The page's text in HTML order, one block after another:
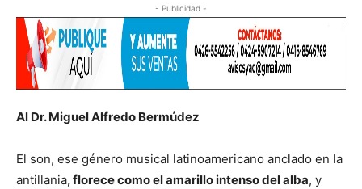
- Publicidad -
Al Dr. Miguel Alfredo Bermúdez
El son, ese género musical latinoamericano anclado en la
antillania, florece como el amarillo intenso del alba, y